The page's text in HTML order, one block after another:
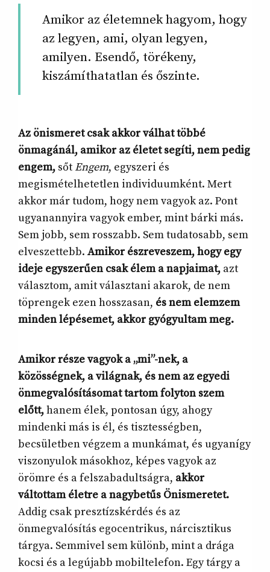
Amikor az életemnek hagyom, hogy
az legyen, ami, olyan legyen,
amilyen. Esendő, törékeny,
kiszámíthatatlan és őszinte.
Az önismeret csak akkor válhat többé
önmagánál, amikor az életet segíti, nem pedig
engem, sőt Engem, egyszeri és
megismételhetetlen individuumként. Mert
akkor már tudom, hogy nem vagyok az. Pont
ugyanannyira vagyok ember, mint bárki más.
Sem jobb, sem rosszabb. Sem tudatosabb, sem
elveszettebb. Amikor észreveszem, hogy egy
ideje egyszerűen csak élem a napjaimat, azt
választom, amit választani akarok, de nem
töprengek ezen hosszasan, és nem elemzem
minden lépésemet, akkor gyógyultam meg.
Amikor része vagyok a „mi”-nek, a
közösségnek, a világnak, és nem az egyedi
önmegvalósításomat tartom folyton szem
előtt,hanem élek, pontosan úgy, ahogy
mindenki más is él, és tisztességben,
becsületben végzem a munkámat, és ugyanígy
viszonyulok másokhoz, képes vagyok az
örömre és a felszabadultságra, akkor
váltottam életre a nagybetűs Önismeretet.
Addig csak presztízskérdés és az
önmegvalósítás egocentrikus, nárcisztikus
tárgya. Semmivel sem különb, mint a drága
kocsi és a legújabb mobiltelefon. Egy tárgy a